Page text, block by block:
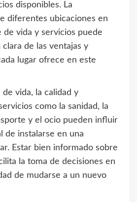
disponibles. La
diferentes ubicaciones en
vida y servicios puede
de las ventajas y
lugar ofrece en este
vida, la calidad y
como la sanidad, la
y el ocio pueden influir
de instalarse en una
Estar bien informado sobre
la toma de decisiones en
de mudarse a un nuevo